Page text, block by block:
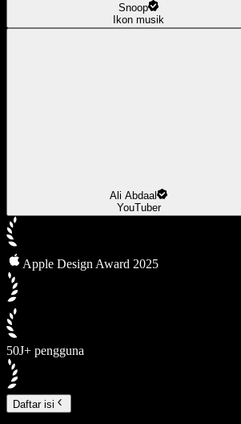
Snoop
Ikon musik
Ali Abdaal
YouTuber
Apple Design Award 2025
50J+ pengguna
Daftar isi